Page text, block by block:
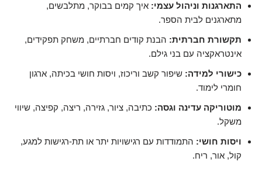
התארגנות וניהול עצמי: איך קמים בבוקר, מתלבשים,
מתארגנים לבית הספר.
תקשורת חברתית: הבנת קודים חברתיים, משחק תפקידים,
אינטראקציה עם בני גילם.
כישורי למידה: שיפור קשב וריכוז, ויסות חושי בכיתה, ארגון
חומרי לימוד.
מוטוריקה עדינה וגסה: כתיבה, ציור, גזירה, ריצה, קפיצה, שיווי
משקל.
ויסות חושי: התמודדות עם רגישויות יתר או תת-רגישות למגע,
קול, אור, ריח.